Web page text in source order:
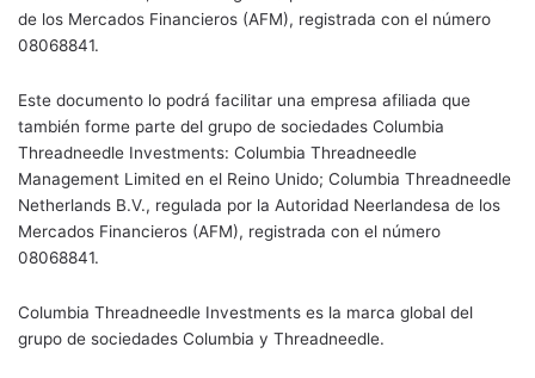
de los Mercados Financieros (AFM), registrada con el número
08068841.
Este documento lo podrá facilitar una empresa afiliada que
también forme parte del grupo de sociedades Columbia
Threadneedle Investments: Columbia Threadneedle
Management Limited en el Reino Unido; Columbia Threadneedle
Netherlands B.V., regulada por la Autoridad Neerlandesa de los
Mercados Financieros (AFM), registrada con el número
08068841.
Columbia Threadneedle Investments es la marca global del
grupo de sociedades Columbia y Threadneedle.